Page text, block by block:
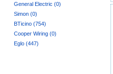
General Electric (0)
Simon (0)
BTicino (754)
Cooper Wiring (0)
Eglo (447)